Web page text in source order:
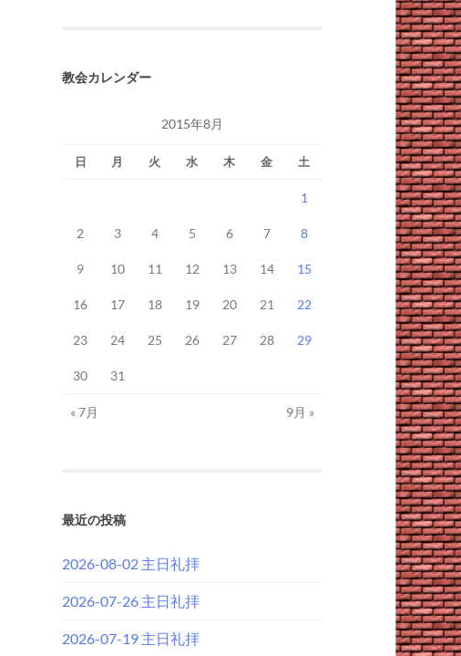
教会カレンダー
2015年8月
日 月 火 水 木 金 土
1
2 3 4 5 6 7 8
9 10 11 12 13 14 15
16 17 18 19 20 21 22
23 24 25 26 27 28 29
30 31
« 7月 9月 »
最近の投稿
2026-08-02 主日礼拝
2026-07-26 主日礼拝
2026-07-19 主日礼拝